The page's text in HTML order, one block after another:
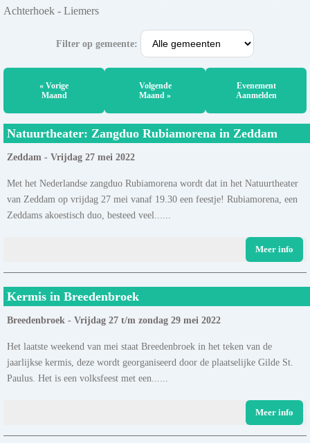
Achterhoek - Liemers
Filter op gemeente:
« Vorige
Maand
Volgende
Maand »
Evenement
Aanmelden
Natuurtheater: Zangduo Rubiamorena in Zeddam
Zeddam - Vrijdag 27 mei 2022
Met het Nederlandse zangduo Rubiamorena wordt dat in het Natuurtheater
van Zeddam op vrijdag 27 mei vanaf 19.30 een feestje! Rubiamorena, een
Zeddams akoestisch duo, besteed veel......
Meer info
Kermis in Breedenbroek
Breedenbroek - Vrijdag 27 t/m zondag 29 mei 2022
Het laatste weekend van mei staat Breedenbroek in het teken van de
jaarlijkse kermis, deze wordt georganiseerd door de plaatselijke Gilde St.
Paulus. Het is een volksfeest met een......
Meer info